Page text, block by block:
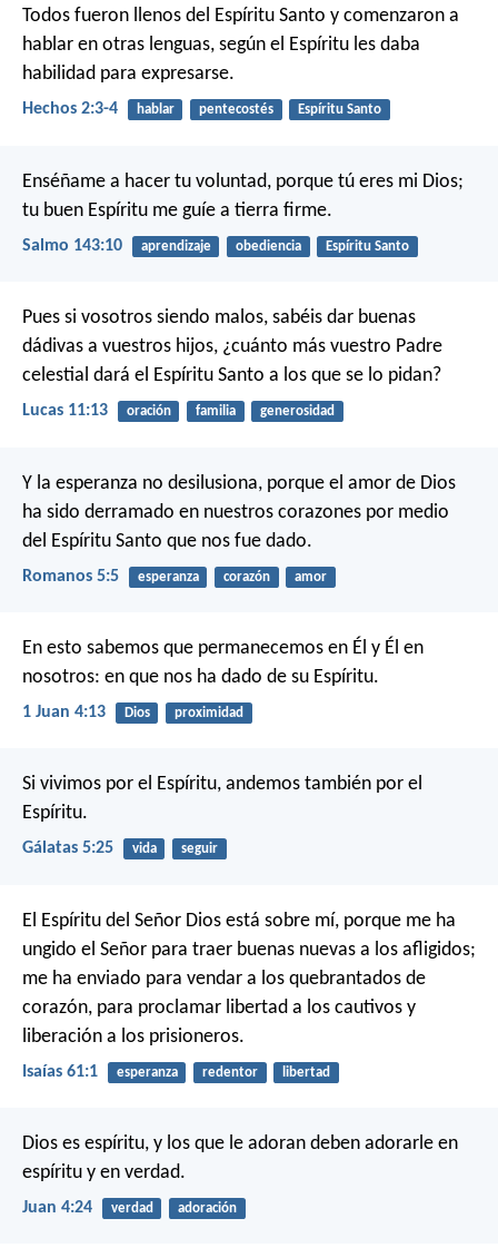
Todos fueron llenos del Espíritu Santo y comenzaron a
hablar en otras lenguas, según el Espíritu les daba
habilidad para expresarse.
Hechos 2:3-4 hablar pentecostés Espíritu Santo
Enséñame a hacer tu voluntad, porque tú eres mi Dios;
tu buen Espíritu me guíe a tierra firme.
Salmo 143:10 aprendizaje obediencia Espíritu Santo
Pues si vosotros siendo malos, sabéis dar buenas
dádivas a vuestros hijos, ¿cuánto más vuestro Padre
celestial dará el Espíritu Santo a los que se lo pidan?
Lucas 11:13 oración familia generosidad
Y la esperanza no desilusiona, porque el amor de Dios
ha sido derramado en nuestros corazones por medio
del Espíritu Santo que nos fue dado.
Romanos 5:5 esperanza corazón amor
En esto sabemos que permanecemos en Él y Él en
nosotros: en que nos ha dado de su Espíritu.
1 Juan 4:13 Dios proximidad
Si vivimos por el Espíritu, andemos también por el
Espíritu.
Gálatas 5:25 vida seguir
El Espíritu del Señor Dios está sobre mí, porque me ha
ungido el Señor para traer buenas nuevas a los afligidos;
me ha enviado para vendar a los quebrantados de
corazón, para proclamar libertad a los cautivos y
liberación a los prisioneros.
Isaías 61:1 esperanza redentor libertad
Dios es espíritu, y los que le adoran deben adorarle en
espíritu y en verdad.
Juan 4:24 verdad adoración